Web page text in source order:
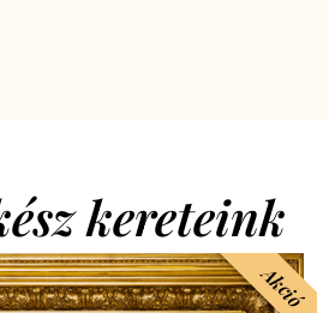
kereteink
Akció